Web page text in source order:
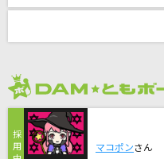
倉木麻衣
少女レイ
Departures～あなたに
マコポンさん